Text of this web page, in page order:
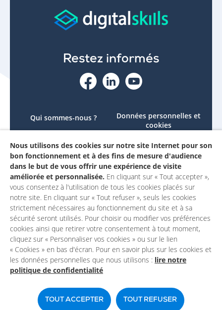
Restez informés
Qui sommes-nous ?
Le projet
Contactez-nous
Mon compte
Données personnelles et
cookies
Accessibilité : non
conforme
Mentions légales
Un site du
Nous utilisons des cookies sur notre site Internet pour son
bon fonctionnement et à des fins de mesure d'audience
dans le but de vous offrir une expérience de visite
améliorée et personnalisée. En cliquant sur « Tout accepter »,
vous consentez à l'utilisation de tous les cookies placés sur
notre site. En cliquant sur « Tout refuser », seuls les cookies
strictement nécessaires au fonctionnement du site et à sa
sécurité seront utilisés. Pour choisir ou modifier vos préférences
cookies ainsi que retirer votre consentement à tout moment,
cliquez sur « Personnaliser vos cookies » ou sur le lien
« Cookies » en bas d'écran. Pour en savoir plus sur les cookies et
les données personnelles que nous utilisons : lire notre
politique de confidentialité
TOUT ACCEPTER TOUT REFUSER